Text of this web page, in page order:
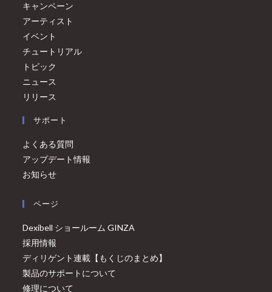
キャンペーン
アーティスト
イベント
チュートリアル
トピック
ニュース
リリース
サポート
よくある質問
アップデート情報
お知らせ
ページ
Dexibell ショールーム GINZA
採用情報
ディリゲント連載【もくじのまとめ】
製品のサポートについて
修理について